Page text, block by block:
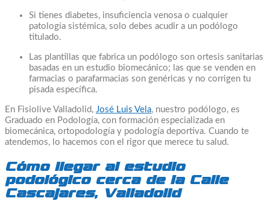
Si tienes diabetes, insuficiencia venosa o cualquier
patología sistémica, solo debes acudir a un podólogo
titulado.
Las plantillas que fabrica un podólogo son ortesis sanitarias
basadas en un estudio biomecánico; las que se venden en
farmacias o parafarmacias son genéricas y no corrigen tu
pisada específica.
En Fisiolive Valladolid, José Luis Vela, nuestro podólogo, es
Graduado en Podología, con formación especializada en
biomecánica, ortopodología y podología deportiva. Cuando te
atendemos, lo hacemos con el rigor que merece tu salud.
Cómo llegar al estudio
podológico cerca de la Calle
Cascajares, Valladolid